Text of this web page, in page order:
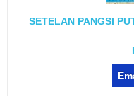
SETELAN PANGSI